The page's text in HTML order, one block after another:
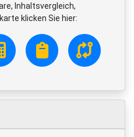
Inhaltsvergleich,
klicken Sie hier: